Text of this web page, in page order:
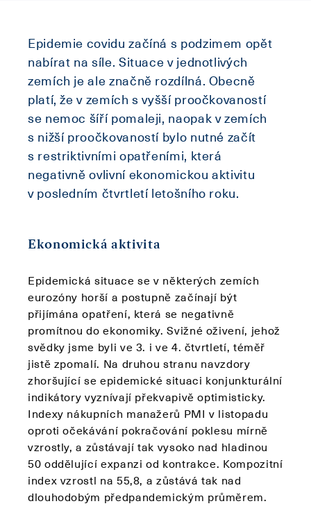
Epidemie covidu začíná s podzimem opět
nabírat na síle. Situace v jednotlivých
zemích je ale značně rozdílná. Obecně
platí, že v zemích s vyšší proočkovaností
se nemoc šíří pomaleji, naopak v zemích
s nižší proočkovaností bylo nutné začít
s restriktivními opatřeními, která
negativně ovlivní ekonomickou aktivitu
v posledním čtvrtletí letošního roku.
Ekonomická aktivita
Epidemická situace se v některých zemích
eurozóny horší a postupně začínají být
přijímána opatření, která se negativně
promítnou do ekonomiky. Svižné oživení, jehož
svědky jsme byli ve 3. i ve 4. čtvrtletí, téměř
jistě zpomalí. Na druhou stranu navzdory
zhoršující se epidemické situaci konjunkturální
indikátory vyznívají překvapivě optimisticky.
Indexy nákupních manažerů PMI v listopadu
oproti očekávání pokračování poklesu mírně
vzrostly, a zůstávají tak vysoko nad hladinou
50 oddělující expanzi od kontrakce. Kompozitní
index vzrostl na 55,8, a zůstává tak nad
dlouhodobým předpandemickým průměrem.